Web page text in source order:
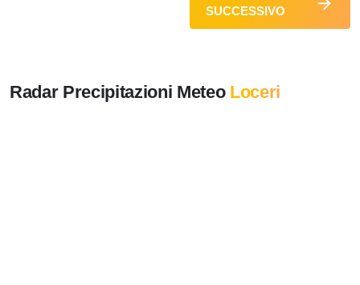
SUCCESSIVO
Radar Precipitazioni Meteo Loceri